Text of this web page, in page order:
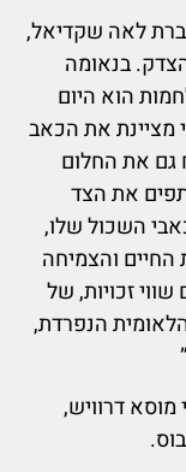
הגברת לאה שקדיאל,
בנאומה
הוא היום
מציינת את הכאב
את החלום
את הצד
השכול שלו,
והצמיחה
זכויות, של
הנפרדת,
דרוויש,